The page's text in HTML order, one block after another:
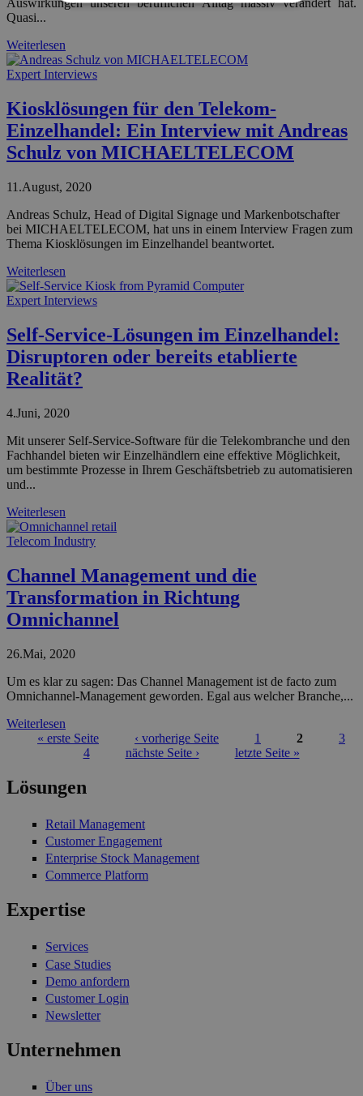
Auswirkungen unseren beruflichen Alltag massiv verändert hat.
Quasi...
Weiterlesen
Expert Interviews
Kiosklösungen für den Telekom-
Einzelhandel: Ein Interview mit Andreas
Schulz von MICHAELTELECOM
11.August, 2020
Andreas Schulz, Head of Digital Signage und Markenbotschafter
bei MICHAELTELECOM, hat uns in einem Interview Fragen zum
Thema Kiosklösungen im Einzelhandel beantwortet.
Weiterlesen
Expert Interviews
Self-Service-Lösungen im Einzelhandel:
Disruptoren oder bereits etablierte
Realität?
4.Juni, 2020
Mit unserer Self-Service-Software für die Telekombranche und den
Fachhandel bieten wir Einzelhändlern eine effektive Möglichkeit,
um bestimmte Prozesse in Ihrem Geschäftsbetrieb zu automatisieren
und...
Weiterlesen
Telecom Industry
Channel Management und die
Transformation in Richtung
Omnichannel
26.Mai, 2020
Um es klar zu sagen: Das Channel Management ist de facto zum
Omnichannel-Management geworden. Egal aus welcher Branche,...
Weiterlesen
« erste Seite ‹ vorherige Seite 1 2
3
4
nächste Seite › letzte Seite »
Lösungen
Retail Management
Customer Engagement
Enterprise Stock Management
Commerce Platform
Expertise
Services
Case Studies
Demo anfordern
Customer Login
Newsletter
Unternehmen
Über uns